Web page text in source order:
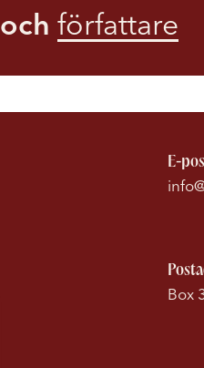
och författare
E-
Box